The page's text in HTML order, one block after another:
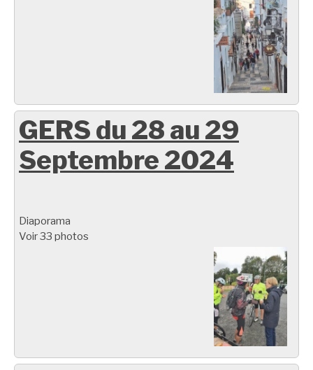
GERS du 28 au 29
Septembre 2024
Diaporama
Voir 33 photos